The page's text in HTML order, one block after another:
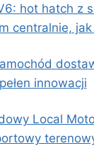
hot hatch z
centralnie,
innowacji
Local